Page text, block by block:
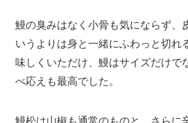
鰻の臭みはなく小骨も気にならず、
いうよりは身と一緒にふわっと切れ
味しくいただけ、鰻はサイズだけで
べ応えも最高でした。
鰻松は山椒も通常のものと、さらに